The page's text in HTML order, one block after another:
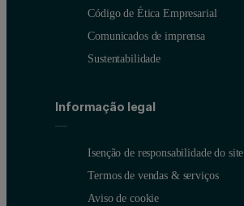
Código de Ética Empresarial
Comunicados de imprensa
Sustentabilidade
Informação legal
Isenção de responsabilidade do site
Termos de vendas & serviços
Aviso de cookie